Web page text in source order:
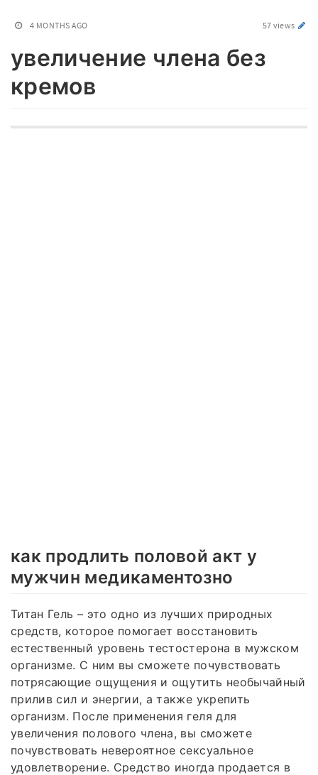
4 MONTHS AGO 57 views
увеличение члена без
кремов
как продлить половой акт у
мужчин медикаментозно
Титан Гель – это одно из лучших природных
средств, которое помогает восстановить
естественный уровень тестостерона в мужском
организме. С ним вы сможете почувствовать
потрясающие ощущения и ощутить необычайный
прилив сил и энергии, а также укрепить
организм. После применения геля для
увеличения полового члена, вы сможете
почувствовать невероятное сексуальное
удовлетворение. Средство иногда продается в